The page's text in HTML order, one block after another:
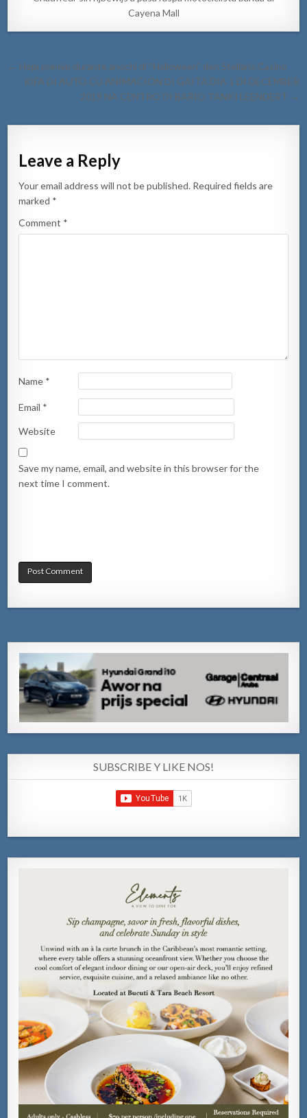
Cayena Mall
Post
navigation
← Hopi premio durante anochi di “Halloween” den Stellaris Casino
RIFA DI AUTO CU ANIMACION DI GAITA DIA 1 DI DECEMBER
2019 NA CENTRO DI BARIO TANKI LEENDERT →
Leave a Reply
Your email address will not be published. Required fields are
marked *
Comment *
Name *
Email *
Website
Save my name, email, and website in this browser for the
next time I comment.
SUBSCRIBE Y LIKE NOS!